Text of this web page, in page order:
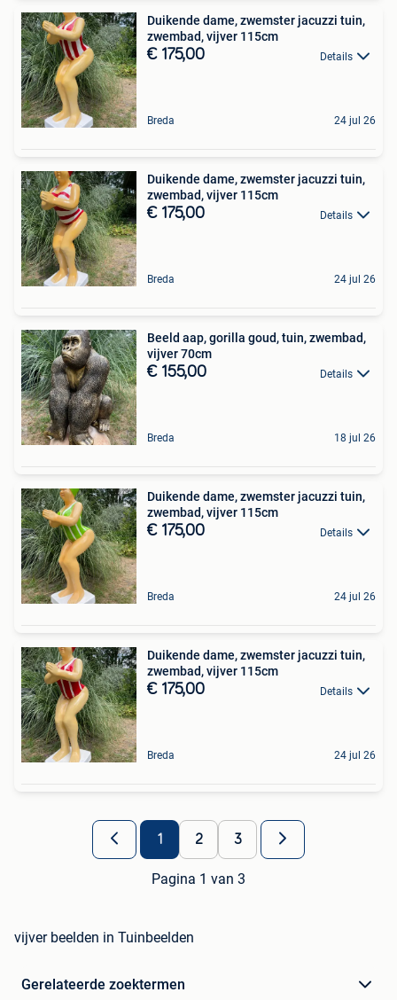
Duikende dame, zwemster jacuzzi tuin,
zwembad, vijver 115cm
€ 175,00 Details
Breda 24 jul 26
Duikende dame, zwemster jacuzzi tuin,
zwembad, vijver 115cm
€ 175,00 Details
Breda 24 jul 26
Beeld aap, gorilla goud, tuin, zwembad,
vijver 70cm
€ 155,00 Details
Breda 18 jul 26
Duikende dame, zwemster jacuzzi tuin,
zwembad, vijver 115cm
€ 175,00 Details
Breda 24 jul 26
Duikende dame, zwemster jacuzzi tuin,
zwembad, vijver 115cm
€ 175,00 Details
Breda 24 jul 26
1 2 3
Pagina 1 van 3
vijver beelden in Tuinbeelden
Gerelateerde zoektermen